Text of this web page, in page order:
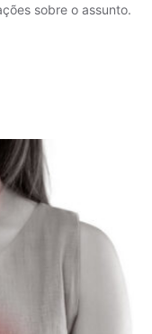
sobre o assunto.